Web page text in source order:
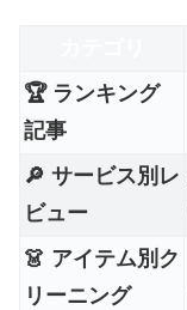
🏆 ランキング
記事
🔎 サービス別レ
ビュー
👗 アイテム別ク
リーニング